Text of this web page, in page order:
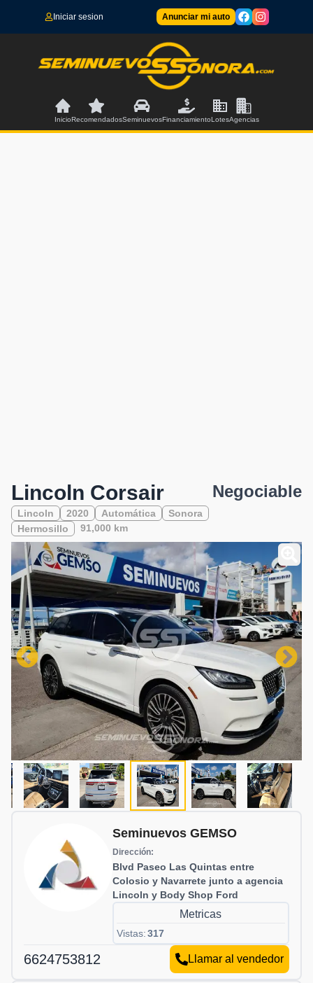
Iniciar sesion Anunciar mi auto
InicioRecomendadosSeminuevosFinanciamientoLotesAgencias
Lincoln Corsair
Lincoln 2020 Automática
Sonora
Hermosillo
91,000 km
Negociable
Seminuevos GEMSO
Dirección:
Blvd Paseo Las Quintas entre
Colosio y Navarrete junto a agencia
Lincoln y Body Shop Ford
Metricas
Vistas:317
6624753812 Llamar al vendedor